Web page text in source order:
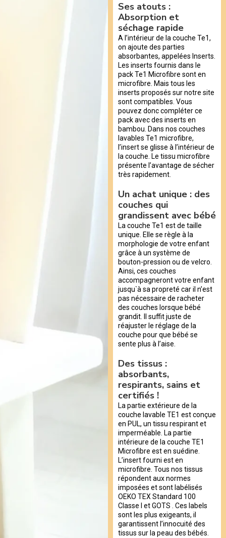
Ses atouts :
Absorption et
séchage rapide
A l’intérieur de la couche Te1,
on ajoute des parties
absorbantes, appelées Inserts.
Les inserts fournis dans le
pack Te1 Microfibre sont en
microfibre. Mais tous les
inserts proposés sur notre site
sont compatibles. Vous
pouvez donc compléter ce
pack avec des inserts en
bambou. Dans nos couches
lavables Te1 microfibre,
l’insert se glisse à l’intérieur de
la couche. Le tissu microfibre
présente l’avantage de sécher
très rapidement.
Un achat unique : des
couches qui
grandissent avec bébé
La couche Te1 est de taille
unique. Elle se règle à la
morphologie de votre enfant
grâce à un système de
bouton-pression ou de velcro.
Ainsi, ces couches
accompagneront votre enfant
jusqu`à sa propreté car il n’est
pas nécessaire de racheter
des couches lorsque bébé
grandit. Il suffit juste de
réajuster le réglage de la
couche pour que bébé se
sente plus à l’aise.
Des tissus :
absorbants,
respirants, sains et
certifiés !
La partie extérieure de la
couche lavable TE1 est conçue
en PUL, un tissu respirant et
imperméable. La partie
intérieure de la couche TE1
Microfibre est en suédine.
L’insert fourni est en
microfibre. Tous nos tissus
répondent aux normes
imposées et sont labélisés
OEKO TEX Standard 100
Classe I et GOTS . Ces labels
sont les plus exigeants, il
garantissent l’innocuité des
tissus sur la peau des bébés.